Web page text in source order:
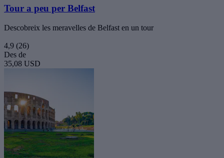
Tour a peu per Belfast
Descobreix les meravelles de Belfast en un tour
4,9 (26)
Des de
35,08 USD